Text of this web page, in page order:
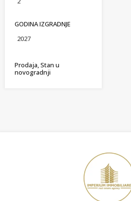
GODINA IZGRADNJE
2027
Prodaja, Stan u
novogradnji